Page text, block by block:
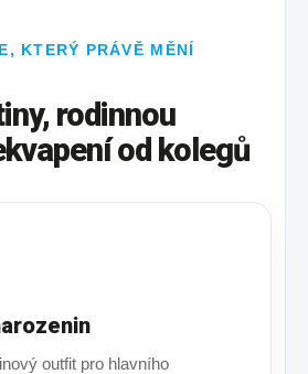
KTERÝ PRÁVĚ MĚNÍ
rodinnou
od kolegů
outfit pro hlavního